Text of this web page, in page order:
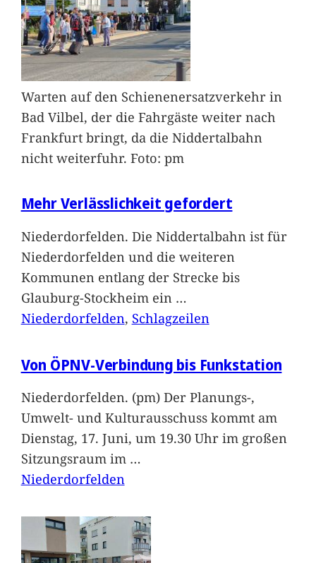
Warten auf den Schienenersatzverkehr in
Bad Vilbel, der die Fahrgäste weiter nach
Frankfurt bringt, da die Niddertalbahn
nicht weiterfuhr. Foto: pm
Mehr Verlässlichkeit gefordert
Niederdorfelden. Die Niddertalbahn ist für
Niederdorfelden und die weiteren
Kommunen entlang der Strecke bis
Glauburg-Stockheim ein …
Niederdorfelden, Schlagzeilen
Von ÖPNV-Verbindung bis Funkstation
Niederdorfelden. (pm) Der Planungs-,
Umwelt- und Kulturausschuss kommt am
Dienstag, 17. Juni, um 19.30 Uhr im großen
Sitzungsraum im …
Niederdorfelden